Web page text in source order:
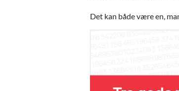
Det kan både være en,